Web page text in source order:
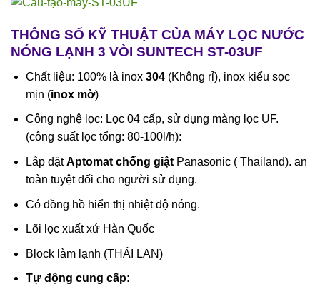
THÔNG SỐ KỸ THUẬT CỦA MÁY LỌC NƯỚC
NÓNG LẠNH 3 VÒI SUNTECH ST-03UF
Chất liệu: 100% là inox 304(Không rỉ), inox kiểu sọc
mịn (inox mờ)
Công nghệ lọc: Lọc 04 cấp, sử dụng màng lọc UF.
(công suất lọc tổng: 80-100l/h):
Lắp đặtAptomat chống giậtPanasonic ( Thailand). an
toàn tuyệt đối cho người sử dụng.
Có đồng hồ hiển thị nhiệt độ nóng.
Lõi lọc xuất xứ Hàn Quốc
Block làm lạnh (THÁI LAN)
Tự động cung cấp: